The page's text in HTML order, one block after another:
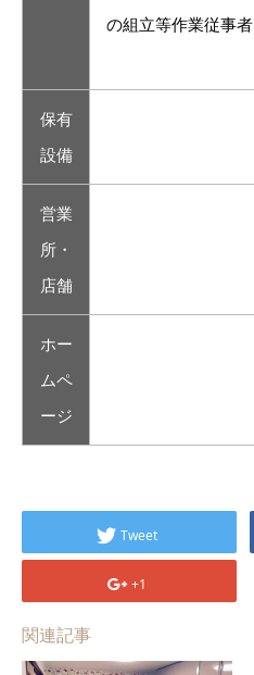
の組立等作業従事者
保有
設備
営業
所・
店舗
ホー
ムペ
ージ
Tweet
+1
関連記事